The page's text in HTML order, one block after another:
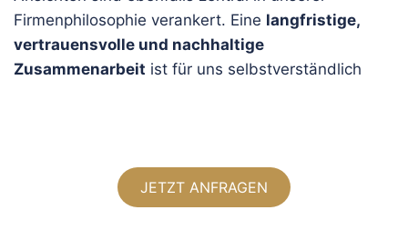
Firmenphilosophie verankert. Eine langfristige,
vertrauensvolle und nachhaltige
Zusammenarbeit ist für uns selbstverständlich
JETZT ANFRAGEN